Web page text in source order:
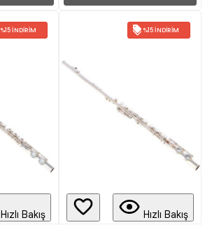
%15 İNDIRIM
Hızlı Bakış
%15 İNDIRIM
Hızlı Bakış